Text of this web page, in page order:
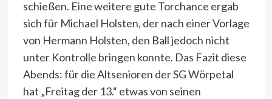
schießen. Eine weitere gute Torchance ergab
sich für Michael Holsten, der nach einer Vorlage
von Hermann Holsten, den Ball jedoch nicht
unter Kontrolle bringen konnte. Das Fazit diese
Abends: für die Altsenioren der SG Wörpetal
hat „Freitag der 13.“ etwas von seinen